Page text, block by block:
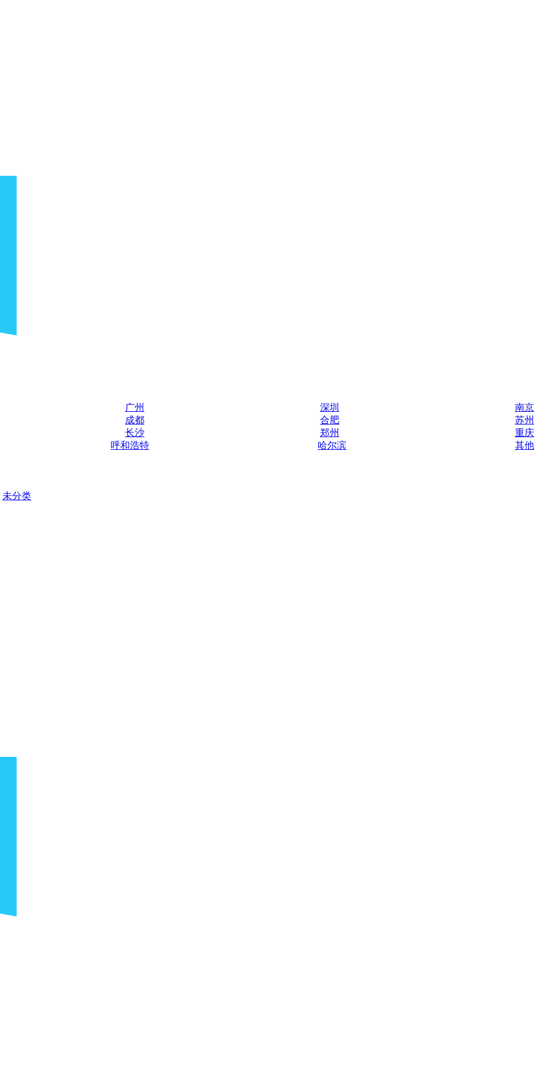
广州 深圳
南京
成都 合肥
苏州
长沙 郑州
重庆
呼和浩特 哈尔滨
其他
未分类